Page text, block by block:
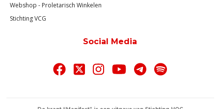
Webshop - Proletarisch Winkelen
Stichting VCG
Social Media